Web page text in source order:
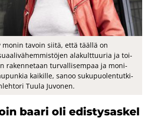
monin ta­voin siitä, että tääl­lä on
ala­kult­tuu­ria ja toi­
ra­ken­ne­taan tur­val­li­sem­paa ja mo­ni­
kai­kil­le, sanoo su­ku­puo­len­tut­ki­
Tuula Ju­vo­nen.
baari oli edis­ty­sas­kel